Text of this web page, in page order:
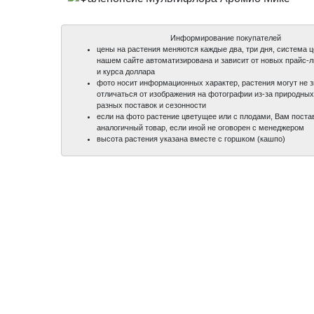
Информирование покупателей
цены на растения меняются каждые два, три дня, система
нашем сайте автоматизирована и зависит от новых прайс-
и курса доллара
фото носит информационных характер, растения могут не
отличаться от изображения на фотографии из-за
разных поставок и сезонности
если на фото растение цветущее или с плодами, Вам
аналогичный товар, если иной не оговорен с менеджером
высота растения указана вместе с горшком (кашпо)